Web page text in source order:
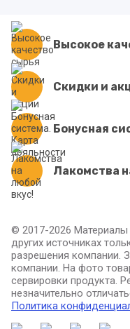
Высокое
Скидки и
Бонусная
Лакомства
© 2017-2026 Материалы
других источниках
разрешения компании.
компании. На фото
сервировки продукта.
незначительно
Политика